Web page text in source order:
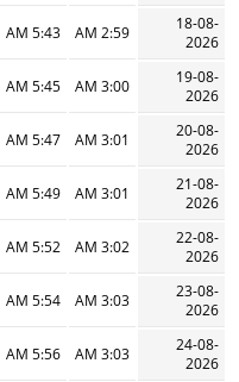
18-08-
2026
2:59 AM
5:43 AM
19-08-
2026
3:00 AM
5:45 AM
20-08-
2026
3:01 AM
5:47 AM
21-08-
2026
3:01 AM
5:49 AM
22-08-
2026
3:02 AM
5:52 AM
23-08-
2026
3:03 AM
5:54 AM
24-08-
2026
3:03 AM
5:56 AM